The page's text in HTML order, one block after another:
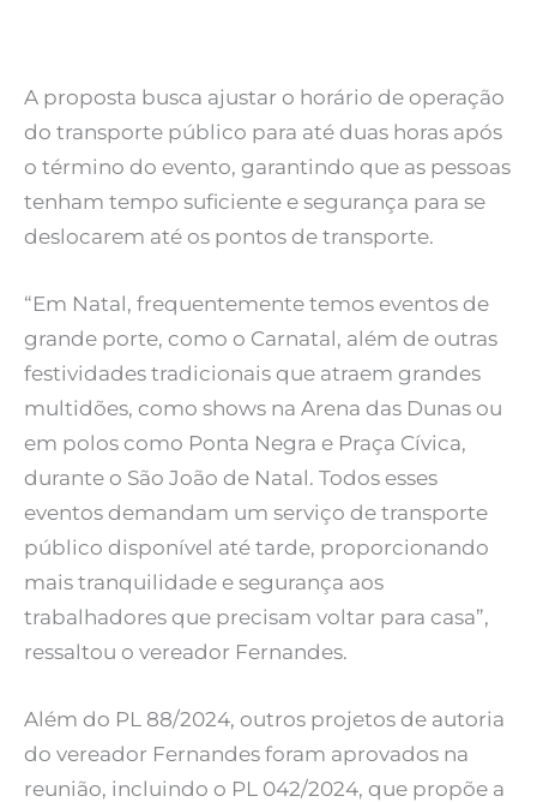
A proposta busca ajustar o horário de operação
do transporte público para até duas horas após
o término do evento, garantindo que as pessoas
tenham tempo suficiente e segurança para se
deslocarem até os pontos de transporte.
“Em Natal, frequentemente temos eventos de
grande porte, como o Carnatal, além de outras
festividades tradicionais que atraem grandes
multidões, como shows na Arena das Dunas ou
em polos como Ponta Negra e Praça Cívica,
durante o São João de Natal. Todos esses
eventos demandam um serviço de transporte
público disponível até tarde, proporcionando
mais tranquilidade e segurança aos
trabalhadores que precisam voltar para casa”,
ressaltou o vereador Fernandes.
Além do PL 88/2024, outros projetos de autoria
do vereador Fernandes foram aprovados na
reunião, incluindo o PL 042/2024, que propõe a